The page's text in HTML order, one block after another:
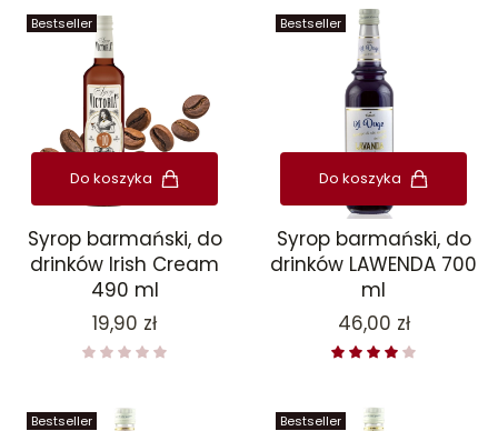
Bestseller
Do koszyka
Syrop barmański, do
drinków Irish Cream
490 ml
Cena
19,90 zł
Bestseller
Do koszyka
Syrop barmański, do
drinków LAWENDA 700
ml
Cena
46,00 zł
Bestseller Bestseller